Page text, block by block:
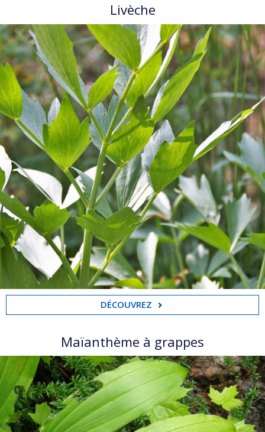
Livèche
DÉCOUVREZ
Maïanthème à grappes